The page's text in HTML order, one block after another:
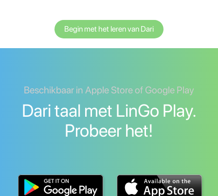
Begin met het leren van Dari
Beschikbaar in Apple Store of Google Play
Dari taal met LinGo Play.
Probeer het!